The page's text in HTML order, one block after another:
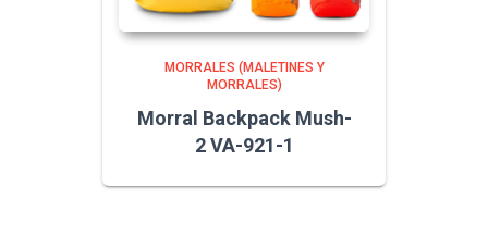
MORRALES (MALETINES Y
MORRALES)
Morral Backpack Mush-
2 VA-921-1